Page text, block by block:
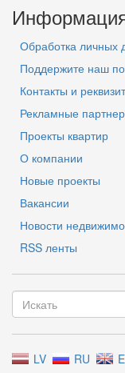
Обработка личных
Поддержите наш
Контакты и
Рекламные
Проекты квартир
О компании
Новые проекты
Вакансии
Новости
RSS ленты
LV RU